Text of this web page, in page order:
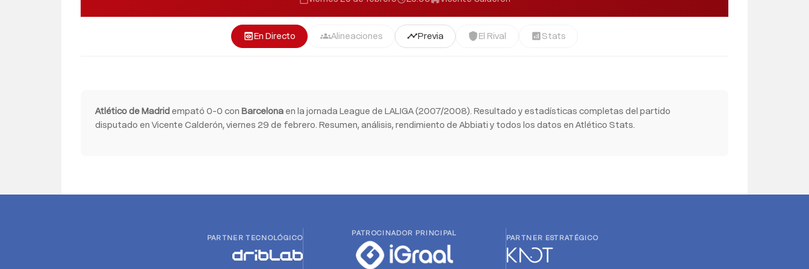
previewEn Directo groupsAlineaciones timelinePrevia shieldEl Rival analytics Stats
Atlético de Madrid empató 0-0 con Barcelona en la jornada League de LALIGA (2007/2008). Resultado y estadísticas completas del partido
disputado en Vicente Calderón, viernes 29 de febrero. Resumen, análisis, rendimiento de Abbiati y todos los datos en Atlético Stats.
PARTNER TECNOLÓGICO
PATROCINADOR PRINCIPAL
PARTNER ESTRATÉGICO